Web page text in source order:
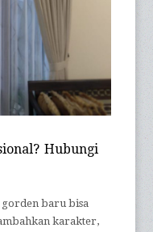
Hubungi
baru bisa
karakter,